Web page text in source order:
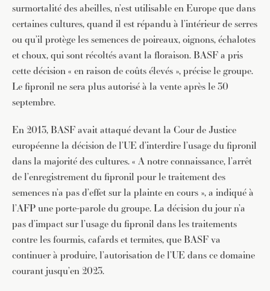
surmortalité des abeilles, n’est utilisable en Europe que dans
certaines cultures, quand il est répandu à l’intérieur de serres
ou qu’il protège les semences de poireaux, oignons, échalotes
et choux, qui sont récoltés avant la floraison. BASF a pris
cette décision « en raison de coûts élevés », précise le groupe.
Le fipronil ne sera plus autorisé à la vente après le 30
septembre.
En 2013, BASF avait attaqué devant la Cour de Justice
européenne la décision de l’UE d’interdire l’usage du fipronil
dans la majorité des cultures. « A notre connaissance, l’arrêt
de l’enregistrement du fipronil pour le traitement des
semences n’a pas d’effet sur la plainte en cours », a indiqué à
l’AFP une porte-parole du groupe. La décision du jour n’a
pas d’impact sur l’usage du fipronil dans les traitements
contre les fourmis, cafards et termites, que BASF va
continuer à produire, l’autorisation de l’UE dans ce domaine
courant jusqu’en 2023.